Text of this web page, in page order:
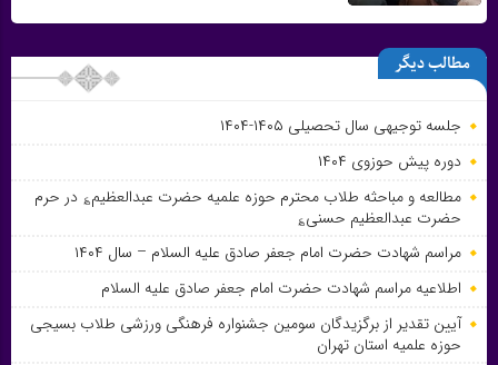
مطالب دیگر
جلسه توجیهی سال تحصیلی ۱۴۰۵-۱۴۰۴
دوره پیش حوزوی ۱۴۰۴
مطالعه و مباحثه طلاب محترم حوزه علمیه حضرت عبدالعظیم؏ در حرم
حضرت عبدالعظیم حسنی؏
مراسم شهادت حضرت امام جعفر صادق علیه السلام – سال ۱۴۰۴
اطلاعیه مراسم شهادت حضرت امام جعفر صادق علیه السلام
آیین تقدیر از برگزیدگان سومین جشنواره فرهنگی ورزشی طلاب بسیجی
حوزه علمیه استان تهران